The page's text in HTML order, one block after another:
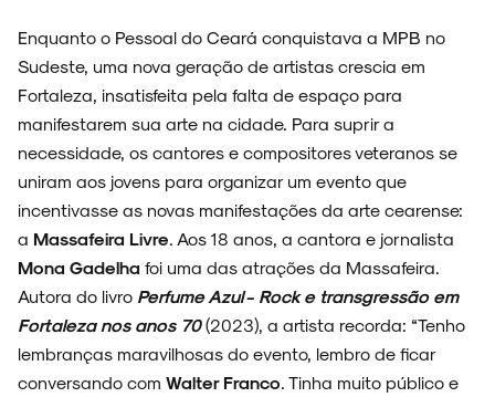
Enquanto o Pessoal do Ceará conquistava a MPB no
Sudeste, uma nova geração de artistas crescia em
Fortaleza, insatisfeita pela falta de espaço para
manifestarem sua arte na cidade. Para suprir a
necessidade, os cantores e compositores veteranos se
uniram aos jovens para organizar um evento que
incentivasse as novas manifestações da arte cearense:
a Massafeira Livre . Aos 18 anos, a cantora e jornalista
Mona Gadelha foi uma das atrações da Massafeira.
Autora do livro Perfume Azul - Rock e transgressão em
Fortaleza nos anos 70(2023), a artista recorda: “Tenho
lembranças maravilhosas do evento, lembro de ficar
conversando com Walter Franco . Tinha muito público e